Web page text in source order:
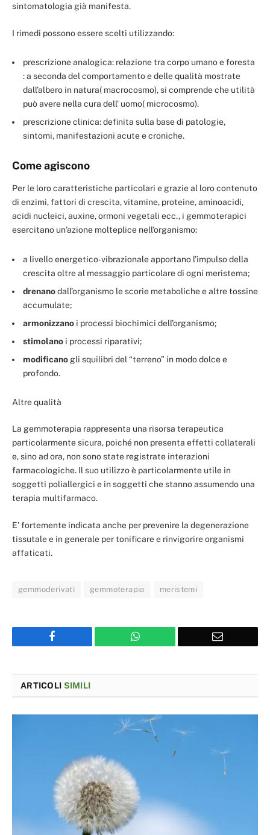
sintomatologia già manifesta.
I rimedi possono essere scelti utilizzando:
prescrizione analogica: relazione tra corpo umano e foresta
: a seconda del comportamento e delle qualità mostrate
dall’albero in natura( macrocosmo), si comprende che utilità
può avere nella cura dell’ uomo( microcosmo).
prescrizione clinica: definita sulla base di patologie,
sintomi, manifestazioni acute e croniche.
Come agiscono
Per le loro caratteristiche particolari e grazie al loro contenuto
di enzimi, fattori di crescita, vitamine, proteine, aminoacidi,
acidi nucleici, auxine, ormoni vegetali ecc., i gemmoterapici
esercitano un’azione molteplice nell’organismo:
a livello energetico-vibrazionale apportano l’impulso della
crescita oltre al messaggio particolare di ogni meristema;
drenanodall’organismo le scorie metaboliche e altre tossine
accumulate;
armonizzano i processi biochimici dell’organismo;
stimolano i processi riparativi;
modificano gli squilibri del “terreno” in modo dolce e
profondo.
Altre qualità
La gemmoterapia rappresenta una risorsa terapeutica
particolarmente sicura, poiché non presenta effetti collaterali
e, sino ad ora, non sono state registrate interazioni
farmacologiche. Il suo utilizzo è particolarmente utile in
soggetti poliallergici e in soggetti che stanno assumendo una
terapia multifarmaco.
E’ fortemente indicata anche per prevenire la degenerazione
tissutale e in generale per tonificare e rinvigorire organismi
affaticati.
gemmoderivati gemmoterapia meristemi
WhatsApp Email
ARTICOLI SIMILI